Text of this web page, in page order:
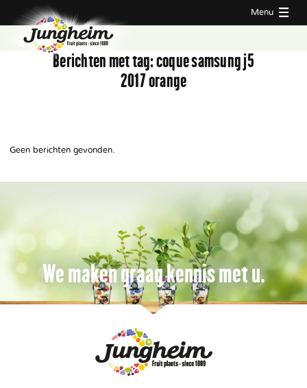
Menu
Berichten met tag:coque samsung j5
2017 orange
Geen berichten gevonden.
We maken graag kennis met u.